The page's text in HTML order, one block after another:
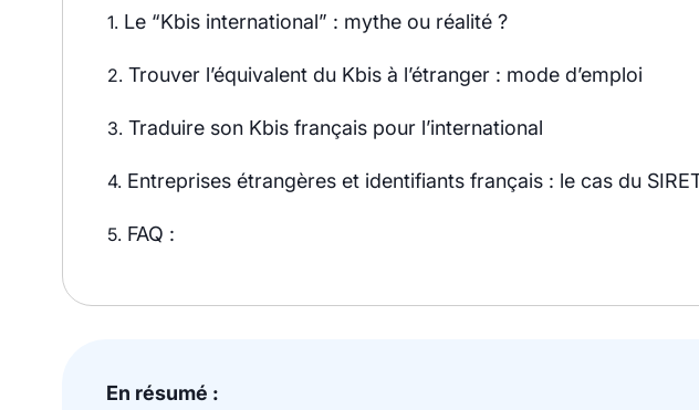
1. Le “Kbis international” : mythe ou réalité ?
2. Trouver l’équivalent du Kbis à l’étranger : mode d’emploi
3. Traduire son Kbis français pour l’international
4. Entreprises étrangères et identifiants français : le cas du
5. FAQ :
En résumé :